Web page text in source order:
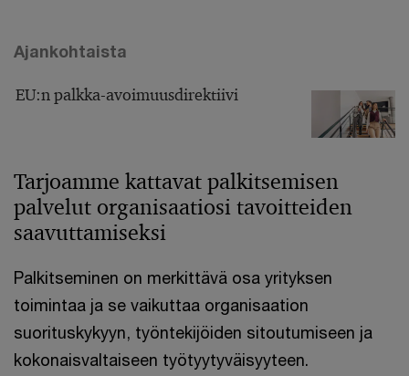
Ajankohtaista
EU:n palkka-avoimuusdirektiivi
Tarjoamme kattavat palkitsemisen
palvelut organisaatiosi tavoitteiden
saavuttamiseksi
Palkitseminen on merkittävä osa yrityksen
toimintaa ja se vaikuttaa organisaation
suorituskykyyn, työntekijöiden sitoutumiseen ja
kokonaisvaltaiseen työtyytyväisyyteen.